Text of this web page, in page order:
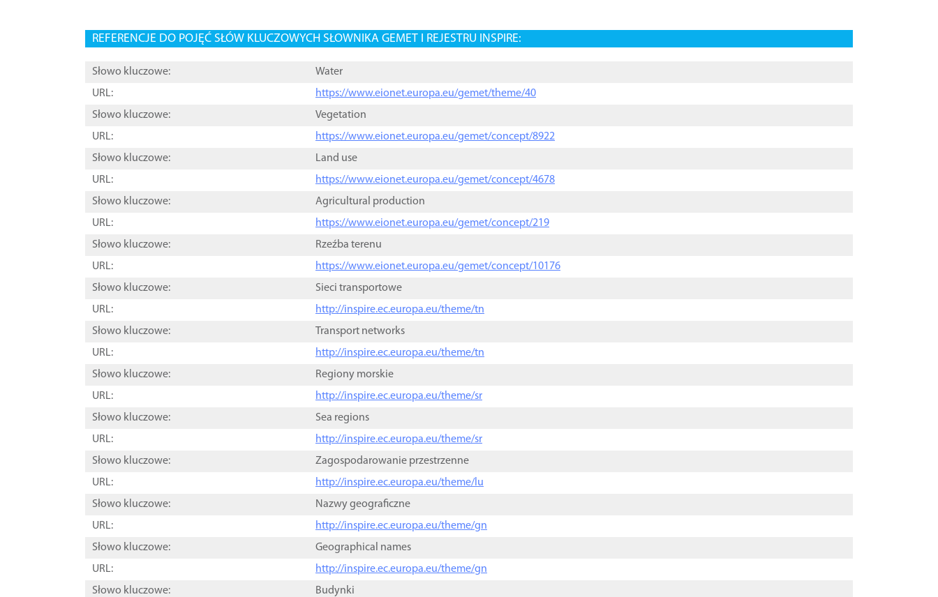
REFERENCJE DO POJĘĆ SŁÓW KLUCZOWYCH SŁOWNIKA GEMET I REJESTRU INSPIRE:
Słowo kluczowe:
Water
URL:
https://www.eionet.europa.eu/gemet/theme/40
Słowo kluczowe:
Vegetation
URL:
https://www.eionet.europa.eu/gemet/concept/8922
Słowo kluczowe:
Land use
URL:
https://www.eionet.europa.eu/gemet/concept/4678
Słowo kluczowe:
Agricultural production
URL:
https://www.eionet.europa.eu/gemet/concept/219
Słowo kluczowe:
Rzeźba terenu
URL:
https://www.eionet.europa.eu/gemet/concept/10176
Słowo kluczowe:
Sieci transportowe
URL:
http://inspire.ec.europa.eu/theme/tn
Słowo kluczowe:
Transport networks
URL:
http://inspire.ec.europa.eu/theme/tn
Słowo kluczowe:
Regiony morskie
URL:
http://inspire.ec.europa.eu/theme/sr
Słowo kluczowe:
Sea regions
URL:
http://inspire.ec.europa.eu/theme/sr
Słowo kluczowe:
Zagospodarowanie przestrzenne
URL:
http://inspire.ec.europa.eu/theme/lu
Słowo kluczowe:
Nazwy geograficzne
URL:
http://inspire.ec.europa.eu/theme/gn
Słowo kluczowe:
Geographical names
URL:
http://inspire.ec.europa.eu/theme/gn
Słowo kluczowe:
Budynki